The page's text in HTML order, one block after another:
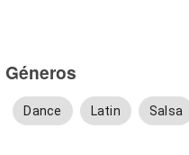
Géneros
Dance Latin Salsa